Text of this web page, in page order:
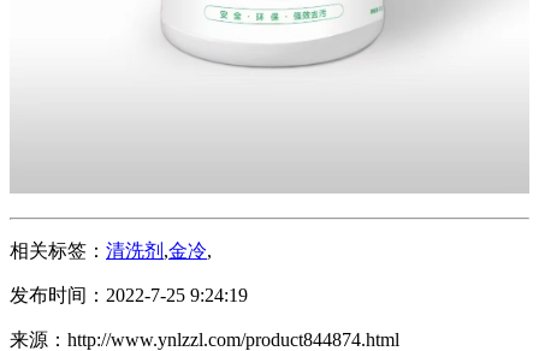
相关标签： 清洗剂 ,金冷,
发布时间：2022-7-25 9:24:19
来源：http://www.ynlzzl.com/product844874.html